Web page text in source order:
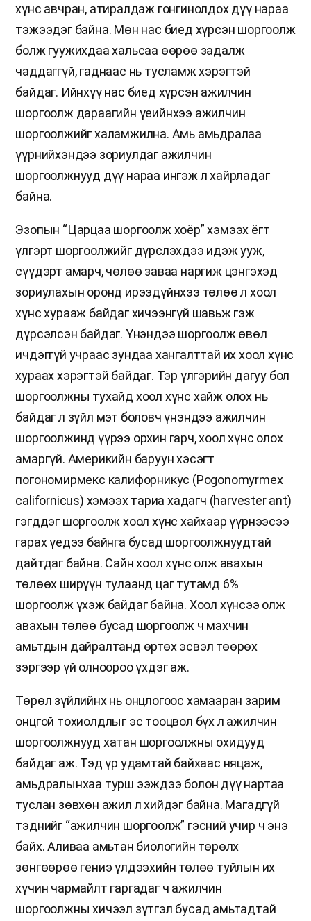
хүнс авчран, атиралдаж гонгинолдох дүү нараа
тэжээдэг байна. Мөн нас биед хүрсэн шоргоолж
болж гуужихдаа хальсаа өөрөө задалж
чаддаггүй, гаднаас нь тусламж хэрэгтэй
байдаг. Ийнхүү нас биед хүрсэн ажилчин
шоргоолж дараагийн үеийнхээ ажилчин
шоргоолжийг халамжилна. Амь амьдралаа
үүрнийхэндээ зориулдаг ажилчин
шоргоолжнууд дүү нараа ингэж л хайрладаг
байна.
Эзопын “Царцаа шоргоолж хоёр” хэмээх ёгт
үлгэрт шоргоолжийг дүрслэхдээ идэж ууж,
сүүдэрт амарч, чөлөө заваа наргиж цэнгэхэд
зориулахын оронд ирээдүйнхээ төлөө л хоол
хүнс хурааж байдаг хичээнгүй шавьж гэж
дүрсэлсэн байдаг. Үнэндээ шоргоолж өвөл
ичдэггүй учраас зундаа хангалттай их хоол хүнс
хураах хэрэгтэй байдаг. Тэр үлгэрийн дагуу бол
шоргоолжны тухайд хоол хүнс хайж олох нь
байдаг л зүйл мэт боловч үнэндээ ажилчин
шоргоолжинд үүрээ орхин гарч, хоол хүнс олох
амаргүй. Америкийн баруун хэсэгт
погономирмекс калифорникус (Pogonomyrmex
californicus) хэмээх тариа хадагч (harvester ant)
гэгддэг шоргоолж хоол хүнс хайхаар үүрнээсээ
гарах үедээ байнга бусад шоргоолжнуудтай
дайтдаг байна. Сайн хоол хүнс олж авахын
төлөөх ширүүн тулаанд цаг тутамд 6%
шоргоолж үхэж байдаг байна. Хоол хүнсээ олж
авахын төлөө бусад шоргоолж ч махчин
амьтдын дайралтанд өртөх эсвэл төөрөх
зэргээр үй олноороо үхдэг аж.
Төрөл зүйлийнх нь онцлогоос хамааран зарим
онцгой тохиолдлыг эс тооцвол бүх л ажилчин
шоргоолжнууд хатан шоргоолжны охидууд
байдаг аж. Тэд үр удамтай байхаас няцаж,
амьдралынхаа турш ээждээ болон дүү нартаа
туслан зөвхөн ажил л хийдэг байна. Магадгүй
тэднийг “ажилчин шоргоолж” гэсний учир ч энэ
байх. Аливаа амьтан биологийн төрөлх
зөнгөөрөө гениэ үлдээхийн төлөө туйлын их
хүчин чармайлт гаргадаг ч ажилчин
шоргоолжны хичээл зүтгэл бусад амьтадтай